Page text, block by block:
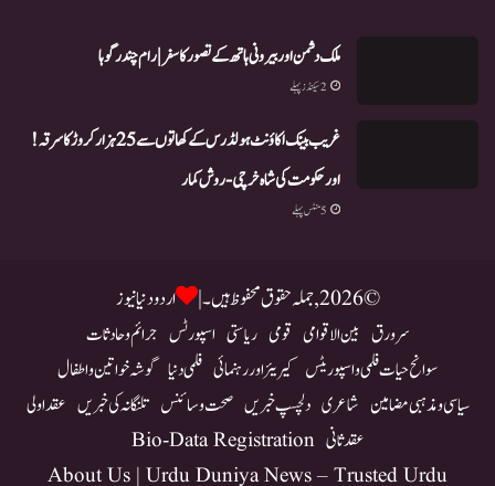
ملک دشمن اور بیرونی ہاتھ کے تصور کا سفر | رام چندر گوہا
2 سیکنڈز پہلے
غریب بینک اکاؤنٹ ہولڈرس کے کھاتوں سے 25 ہزار کروڑ کا سرقہ!
اور حکومت کی شاہ خرچی-روش کمار
5 منٹس پہلے
© 2026, جملہ حقوق محفوظ ہیں۔ | اردو دنیا نیوز
سرورق بین الاقوامی قومی ریاستی اسپورٹس جرائم و حادثات
سوانح حیات فلمی و اسپوریٹس کیریئر اور رہنمائی فلمی دنیا گوشہ خواتین و اطفال
سیاسی و مذہبی مضامین شاعری دلچسپ خبریں صحت و سائنس تلنگانہ کی خبریں عقد اولی
عقد ثانی Bio-Data Registration
About Us | Urdu Duniya News – Trusted Urdu